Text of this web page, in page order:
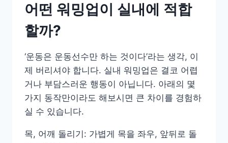
어떤 워밍업이 실내에 적합
할까?
‘운동은 운동선수만 하는 것이다’라는 생각, 이
제 버리셔야 합니다. 실내 워밍업은 결코 어렵
거나 부담스러운 행동이 아닙니다. 아래의 몇
가지 동작만이라도 해보시면 큰 차이를 경험하
실 수 있습니다.
목, 어깨 돌리기: 가볍게 목을 좌우, 앞뒤로 돌